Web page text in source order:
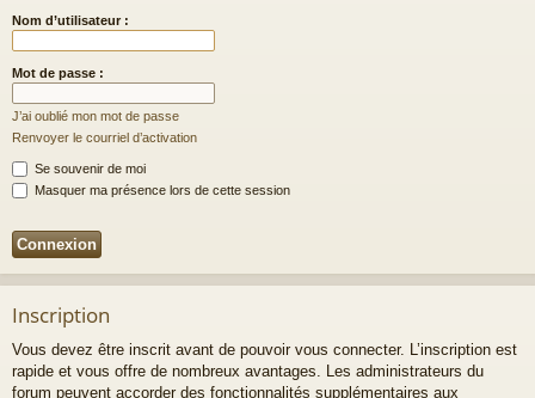
Nom d’utilisateur :
Mot de passe :
J’ai oublié mon mot de passe
Renvoyer le courriel d’activation
Se souvenir de moi
Masquer ma présence lors de cette session
Inscription
Vous devez être inscrit avant de pouvoir vous connecter. L’inscription est
rapide et vous offre de nombreux avantages. Les administrateurs du
forum peuvent accorder des fonctionnalités supplémentaires aux